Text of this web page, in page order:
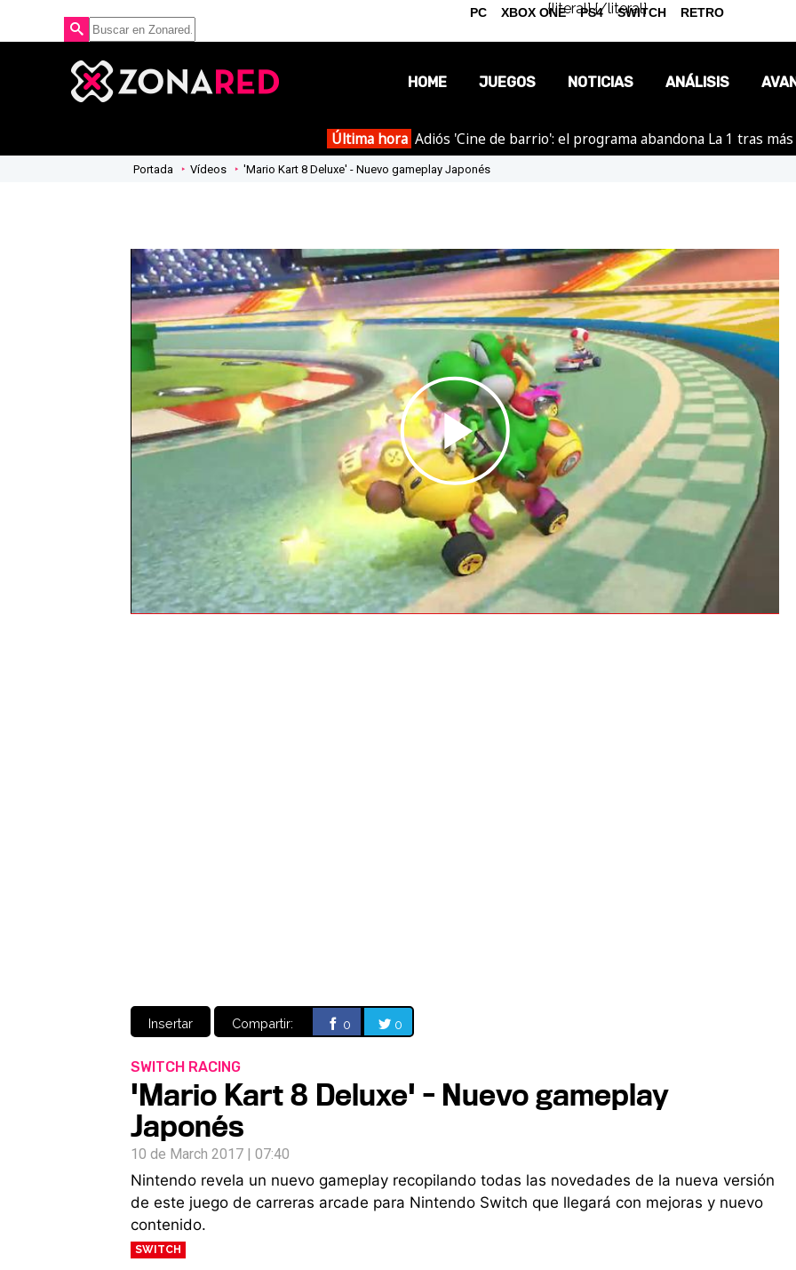
{literal}{/literal}
HOME JUEGOS NOTICIAS
OPINIÓN
ANÁLISIS
Última hora Adiós 'Cine de barrio': el programa abandona La 1 tras
Portada Vídeos 'Mario Kart 8 Deluxe' - Nuevo gameplay Japonés
Play
Video
Insertar Compartir: 0 0
SWITCH RACING
'Mario Kart 8 Deluxe' - Nuevo gameplay
Japonés
10 de March 2017 | 07:40
Nintendo revela un nuevo gameplay recopilando todas las novedades de la nueva versión
de este juego de carreras arcade para Nintendo Switch que llegará con mejoras y nuevo
contenido.
SWITCH
PC XBOX ONE PS4 SWITCH RETRO